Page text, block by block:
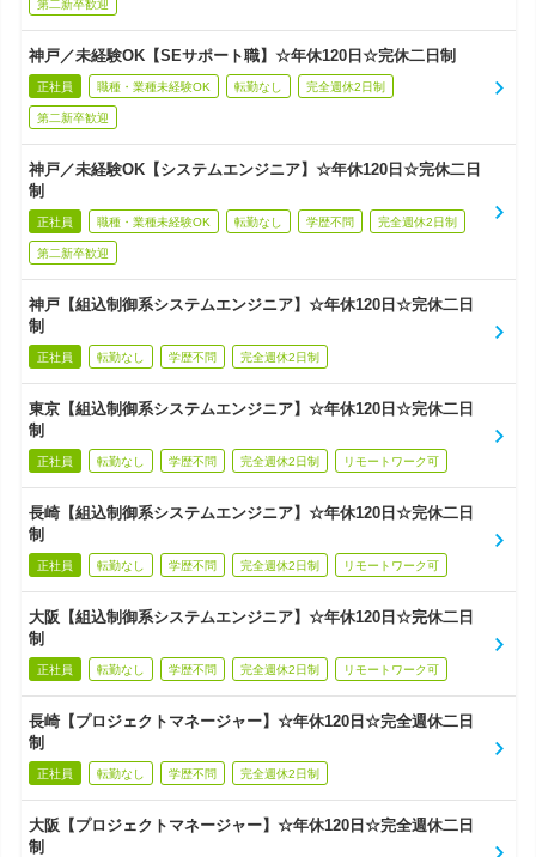
第二新卒歓迎
神戸／未経験OK【SEサポート職】☆年休120日☆完休二日制
正社員 職種・業種未経験OK 転勤なし 完全週休2日制
第二新卒歓迎
神戸／未経験OK【システムエンジニア】☆年休120日☆完休二日
制
正社員 職種・業種未経験OK 転勤なし 学歴不問 完全週休2日制
第二新卒歓迎
神戸【組込制御系システムエンジニア】☆年休120日☆完休二日
制
正社員 転勤なし 学歴不問 完全週休2日制
東京【組込制御系システムエンジニア】☆年休120日☆完休二日
制
正社員 転勤なし 学歴不問 完全週休2日制 リモートワーク可
長崎【組込制御系システムエンジニア】☆年休120日☆完休二日
制
正社員 転勤なし 学歴不問 完全週休2日制 リモートワーク可
大阪【組込制御系システムエンジニア】☆年休120日☆完休二日
制
正社員 転勤なし 学歴不問 完全週休2日制 リモートワーク可
長崎【プロジェクトマネージャー】☆年休120日☆完全週休二日
制
正社員 転勤なし 学歴不問 完全週休2日制
大阪【プロジェクトマネージャー】☆年休120日☆完全週休二日
制